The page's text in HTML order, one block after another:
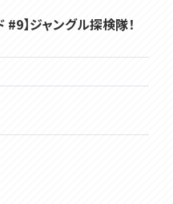
#9】ジャングル探検隊！